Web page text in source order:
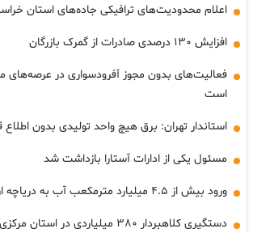
اعلام محدودیت‌های ترافیکی جاده‌های استان
افزایش ۱۳۰ درصدی صادرات از گمرک بازرگان
فعالیت‌های بدون مجوز آفرودسواری در عرصه‌های
است
استاندار تهران: برق هیچ واحد تولیدی بدون
مسئول یکی از ادارات آستارا بازداشت شد
ورود بیش از ۴.۵ میلیارد مترمکعب آب به دریاچه ارومیه
دستگیری کلاهبردار ۳۸۰ میلیاردی در استان مرکزی